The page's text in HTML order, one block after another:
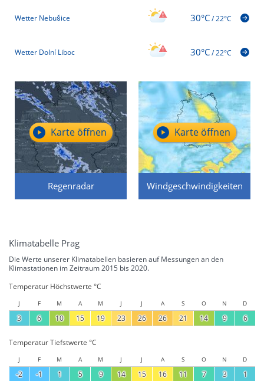
Wetter Nebušice 30°C/22°C
Wetter Dolní Liboc 30°C/22°C
Regenradar
Karte öffnen
Windgeschwindigkeiten
Karte öffnen
Klimatabelle Prag
Die Werte unserer Klimatabellen basieren auf Messungen an den
Klimastationen im Zeitraum 2015 bis 2020.
Temperatur Höchstwerte °C
J F M A M J J A S O N D
3 6 10 15 19 23 26 26 21 14 9 6
Temperatur Tiefstwerte °C
J F M A M J J A S O N D
-2 -1 1 5 9 14 15 16 11 7 3 1